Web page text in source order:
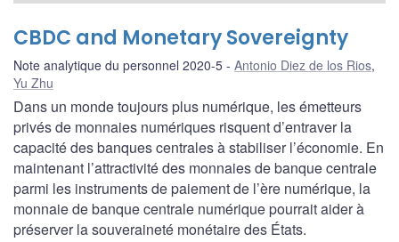
CBDC and Monetary Sovereignty
Note analytique du personnel 2020-5 Antonio Diez de los Rios,
Yu Zhu
Dans un monde toujours plus numérique, les émetteurs
privés de monnaies numériques risquent d’entraver la
capacité des banques centrales à stabiliser l’économie. En
maintenant l’attractivité des monnaies de banque centrale
parmi les instruments de paiement de l’ère numérique, la
monnaie de banque centrale numérique pourrait aider à
préserver la souveraineté monétaire des États.